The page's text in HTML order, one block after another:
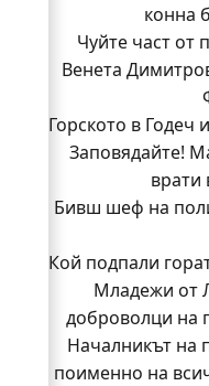
конна
Чуйте част от
Венета
Горското в Годеч
Заповядайте!
врати
Бивш шеф на
Кой подпали
Младежи от
доброволци
Началникът на
поименно на